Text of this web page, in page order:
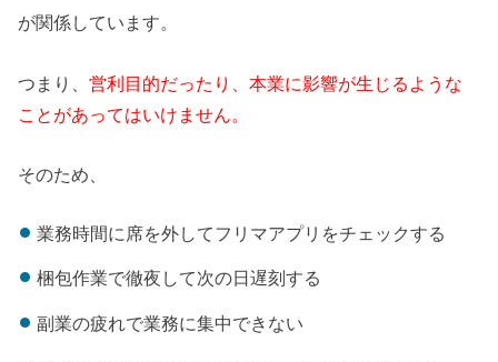
が関係しています。
つまり、営利目的だったり、本業に影響が生じるような
ことがあってはいけません。
そのため、
業務時間に席を外してフリマアプリをチェックする
梱包作業で徹夜して次の日遅刻する
副業の疲れで業務に集中できない